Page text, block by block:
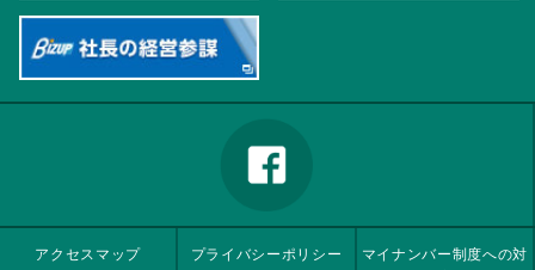
アクセスマップ プライバシーポリシー
マイナンバー制度への対